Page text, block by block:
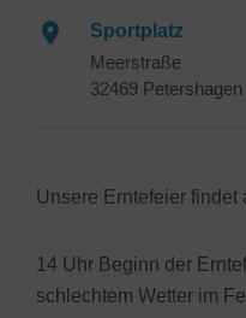
Sportplatz
Meerstraße
32469 Petershagen
Unsere Erntefeier findet
14 Uhr Beginn der
schlechtem Wetter im